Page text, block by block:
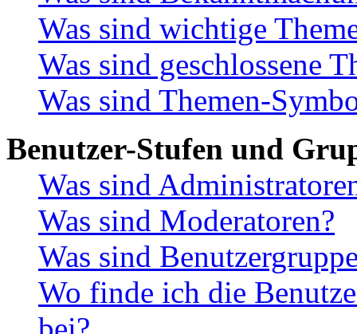
Was sind wichtige
Was sind geschlossene
Was sind Themen-
Benutzer-Stufen und
Was sind
Was sind Moderatoren?
Was sind
Wo finde ich die